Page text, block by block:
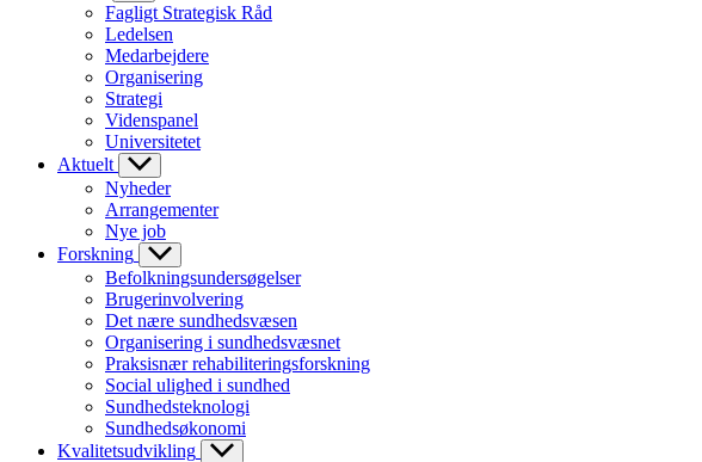
Fagligt Strategisk Råd
Ledelsen
Medarbejdere
Organisering
Strategi
Videnspanel
Universitetet
Aktuelt
Nyheder
Arrangementer
Nye job
Forskning
Befolkningsundersøgelser
Brugerinvolvering
Det nære sundhedsvæsen
Organisering i sundhedsvæsnet
Praksisnær rehabiliteringsforskning
Social ulighed i sundhed
Sundhedsteknologi
Sundhedsøkonomi
Kvalitetsudvikling